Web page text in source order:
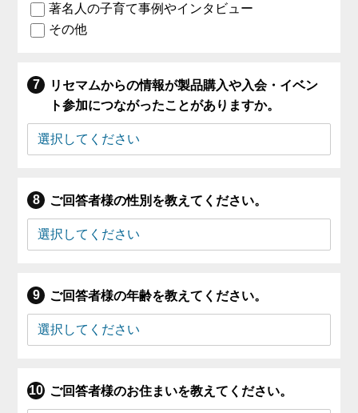
著名人の子育て事例やインタビュー
その他
リセマムからの情報が製品購入や入会・イベン
ト参加につながったことがありますか。
ご回答者様の性別を教えてください。
ご回答者様の年齢を教えてください。
ご回答者様のお住まいを教えてください。